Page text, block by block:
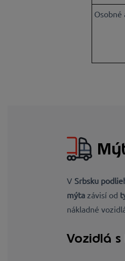
Osobné
V Srbsku
mýta závisí od
nákladné
Vozidlá